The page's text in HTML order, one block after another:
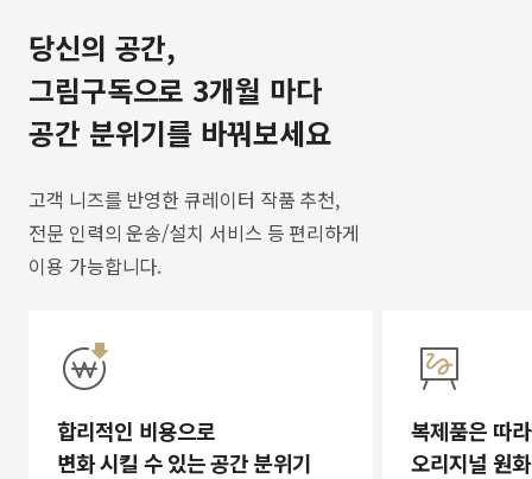
당신의 공간,
그림구독으로 3개월 마다
공간 분위기를 바꿔보세요
고객 니즈를 반영한 큐레이터 작품 추천,
전문 인력의 운송/설치 서비스 등 편리하게
이용 가능합니다.
합리적인 비용으로
변화 시킬 수 있는 공간 분위기
복제품은 따
오리지널 원